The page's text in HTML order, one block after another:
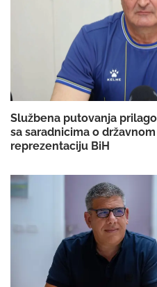
Službena putovanja
sa saradnicima o
reprezentaciju BiH